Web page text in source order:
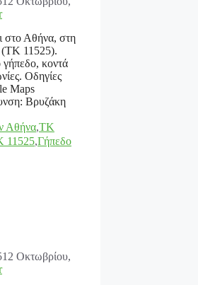
στο Αθήνα, στη
(ΤΚ 11525).
κοντά
Οδηγίες
Maps
Βρυζάκη
Αθήνα,ΤΚ
11525,Γήπεδο
12 Οκτωβρίου,